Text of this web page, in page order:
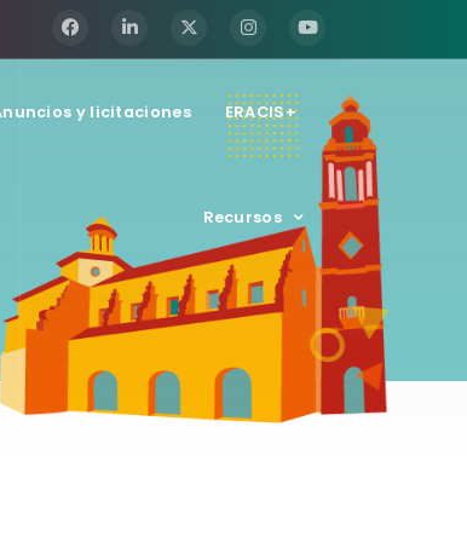
y licitaciones ERACIS+
Recursos